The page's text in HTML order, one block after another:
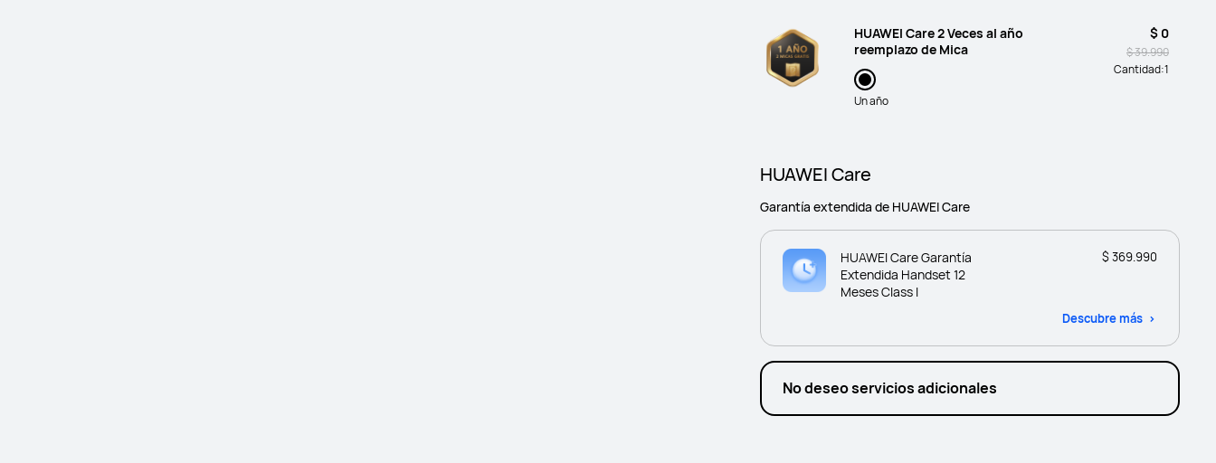
HUAWEI Care 2 Veces al año
reemplazo de Mica
Un año
$ 0
$ 39.990
Cantidad:1
HUAWEI Care
Garantía extendida de HUAWEI Care
HUAWEI Care Garantía
Extendida Handset 12
Meses Class I
$ 369.990
Descubre más
No deseo servicios adicionales